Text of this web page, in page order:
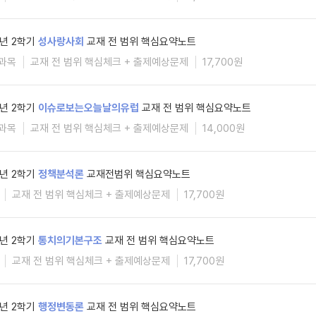
2학기 성사랑사회 교재 전 범위 핵심요약노트
목
교재 전 범위 핵심체크 + 출제예상문제 17,700원
2학기 이슈로보는오늘날의유럽 교재 전 범위 핵심요약노트
목
교재 전 범위 핵심체크 + 출제예상문제 14,000원
2학기 정책분석론 교재전범위 핵심요약노트
교재 전 범위 핵심체크 + 출제예상문제
17,700원
2학기 통치의기본구조 교재 전 범위 핵심요약노트
교재 전 범위 핵심체크 + 출제예상문제
17,700원
2학기 행정변동론 교재 전 범위 핵심요약노트